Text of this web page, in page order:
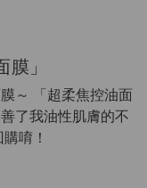
」
～ 「超柔焦控油面
了我油性肌膚的不
唷！